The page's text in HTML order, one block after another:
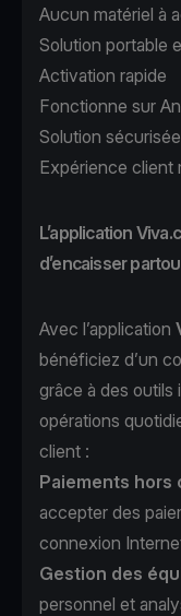
Aucun matériel à
Solution portable
Activation rapide
Fonctionne sur
Solution
Expérience client
L’application
d’encaisser
Avec l’application
bénéficiez d’un
grâce à des outils
opérations
client :
Paiements hors
accepter des
connexion
Gestion des
personnel et